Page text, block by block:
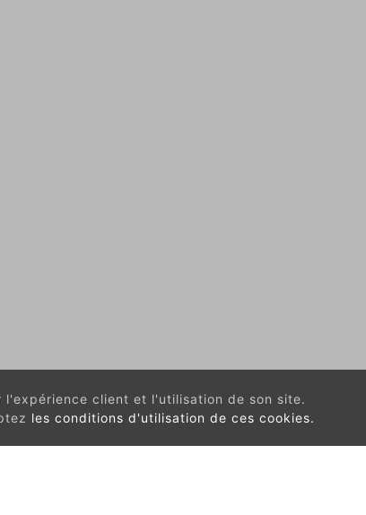
client et l'utilisation de son site.
les conditions d'utilisation de ces cookies.